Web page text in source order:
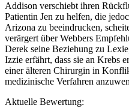
Addison verschiebt ihren
Patientin Jen zu helfen, die
Arizona zu beeindrucken,
verärgert über Webbers
Derek seine Beziehung zu
Izzie erfährt, dass sie an Krebs
einer älteren Chirurgin in
medizinische Verfahren
Aktuelle Bewertung: